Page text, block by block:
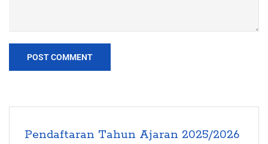
Pendaftaran Tahun Ajaran 2025/2026